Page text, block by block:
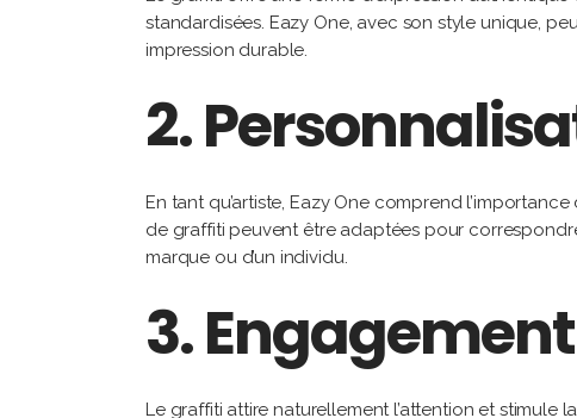
standardisées. Eazy One, avec son style unique,
impression durable.
2.
En tant qu’artiste, Eazy One comprend
de graffiti peuvent être adaptées pour
marque ou d’un individu.
3.
Le graffiti attire naturellement l’attention et stimule